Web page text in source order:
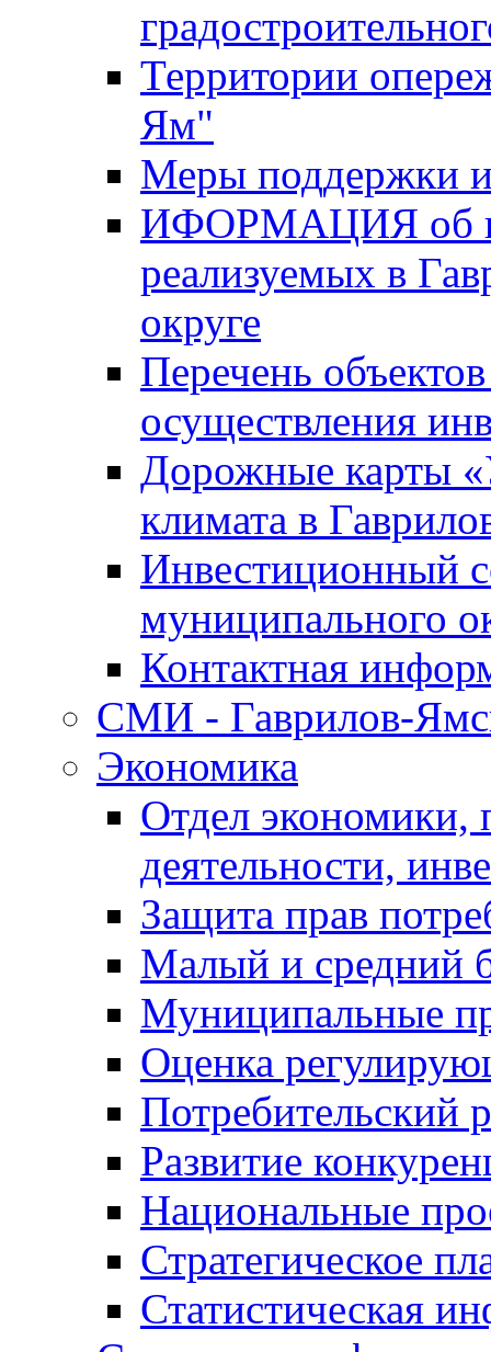
Территории
Ям"
Меры поддержки
ИФОРМАЦИЯ об
реализуемых в
округе
Перечень
осуществления
Дорожные карты
климата в
Инвестиционный
муниципального
Контактная
СМИ - Гаврилов-
Экономика
Отдел экономики,
деятельности,
Защита прав
Малый и средний
Муниципальные
Оценка
Потребительский
Развитие
Национальные
Стратегическое
Статистическая